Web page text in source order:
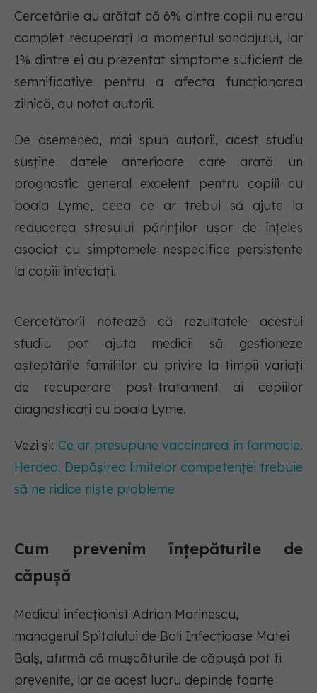
Cercetările au arătat că 6% dintre copii nu erau
complet recuperați la momentul sondajului, iar
1% dintre ei au prezentat simptome suficient de
semnificative pentru a afecta funcționarea
zilnică, au notat autorii.
De asemenea, mai spun autorii, acest studiu
susține datele anterioare care arată un
prognostic general excelent pentru copiii cu
boala Lyme, ceea ce ar trebui să ajute la
reducerea stresului părinților ușor de înțeles
asociat cu simptomele nespecifice persistente
la copiii infectați.
Cercetătorii notează că rezultatele acestui
studiu pot ajuta medicii să gestioneze
așteptările familiilor cu privire la timpii variați
de recuperare post-tratament ai copiilor
diagnosticați cu boala Lyme.
Vezi și: Ce ar presupune vaccinarea în farmacie.
Herdea: Depășirea limitelor competenței trebuie
să ne ridice niște probleme
Cum prevenim înțepăturile de
căpușă
Medicul infecționist Adrian Marinescu,
managerul Spitalului de Boli Infecțioase Matei
Balș, afirmă că mușcăturile de căpușă pot fi
prevenite, iar de acest lucru depinde foarte